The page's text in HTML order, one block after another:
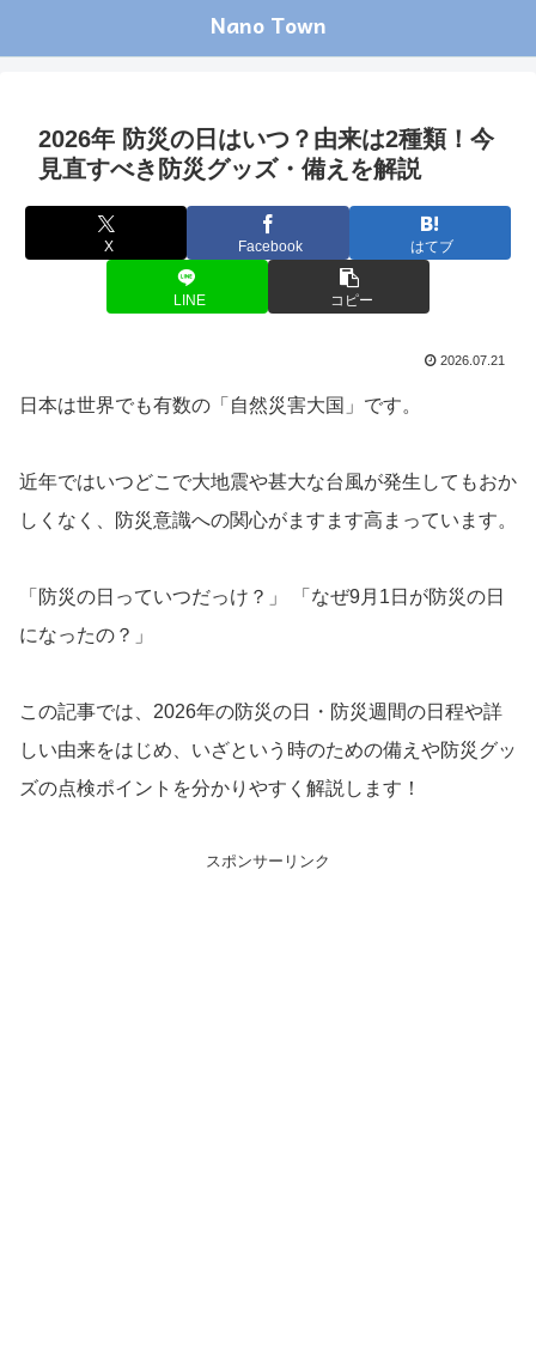
Nano Town
2026年 防災の日はいつ？由来は2種類！今
見直すべき防災グッズ・備えを解説
X Facebook はてブ
LINE コピー
2026.07.21
日本は世界でも有数の「自然災害大国」です。
近年ではいつどこで大地震や甚大な台風が発生してもおか
しくなく、防災意識への関心がますます高まっています。
「防災の日っていつだっけ？」 「なぜ9月1日が防災の日
になったの？」
この記事では、2026年の防災の日・防災週間の日程や詳
しい由来をはじめ、いざという時のための備えや防災グッ
ズの点検ポイントを分かりやすく解説します！
スポンサーリンク